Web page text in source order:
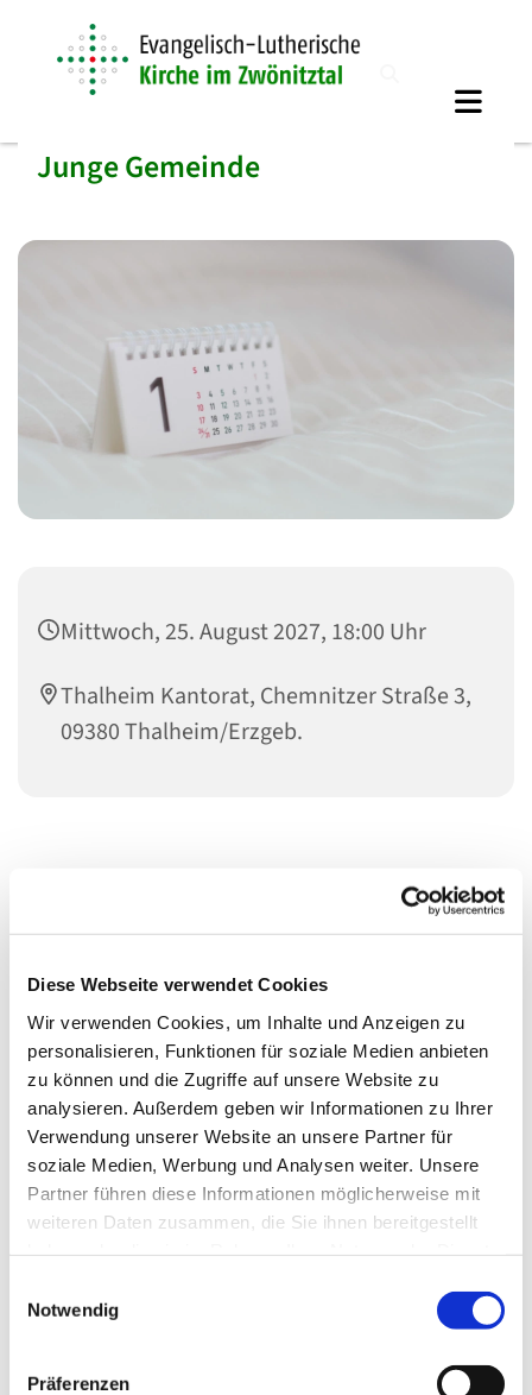
Diese Webseite verwendet Cookies
Wir verwenden Cookies, um Inhalte und Anzeigen zu
personalisieren, Funktionen für soziale Medien anbieten
zu können und die Zugriffe auf unsere Website zu
analysieren. Außerdem geben wir Informationen zu Ihrer
Verwendung unserer Website an unsere Partner für
soziale Medien, Werbung und Analysen weiter. Unsere
Partner führen diese Informationen möglicherweise mit
weiteren Daten zusammen, die Sie ihnen bereitgestellt
Notwendig
Präferenzen
Junge Gemeinde
Mittwoch, 25. August 2027, 18:00 Uhr
Thalheim Kantorat, Chemnitzer Straße 3,
09380 Thalheim/Erzgeb.
Dies könnte Sie auch interessieren